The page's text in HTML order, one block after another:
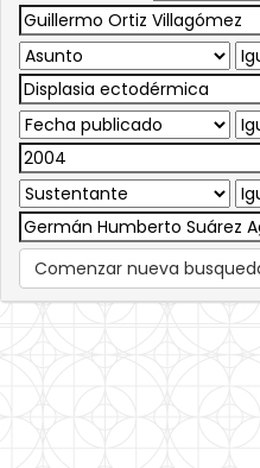
Comenzar nueva